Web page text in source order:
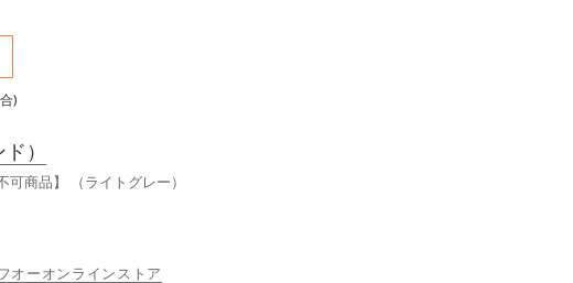
)
）
商品】 （ライトグレー）
オーオンラインストア